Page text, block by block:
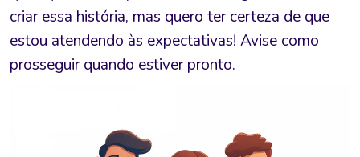
criar essa história, mas quero ter certeza de que
estou atendendo às expectativas! Avise como
prosseguir quando estiver pronto.